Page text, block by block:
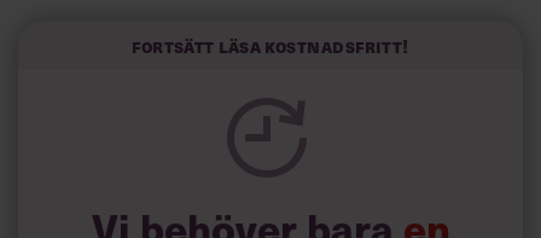
kan 28 procent av cheferna vara av manligt kön, visar
institutets kartläggning. Vad obalanserna beror på vet
i båda fallen.
Fortsätt läsa kostnadsfritt!